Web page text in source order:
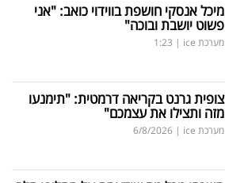
מיכל אנסקי חושפת בווידוי כואב: "אני
פשוט יושבת ובוכה"
מערכת ice |
1:23
צופית גרנט בקריאה דרמטית: "תימנעו
מזה ותצילו את עצמכם"
מערכת ice |
6/8/2026